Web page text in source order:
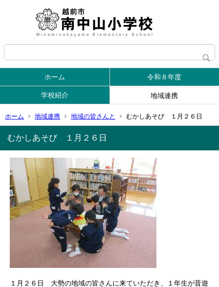
ホーム 令和８年度
学校紹介 地域連携
ホーム 地域連携 地域の皆さんと むかしあそび １月２６日
むかしあそび １月２６日
１月２６日 大勢の地域の皆さんに来ていただき、１年生が昔遊